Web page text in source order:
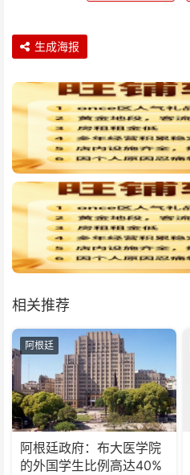
生成海报
相关推荐
阿根廷
阿根廷政府：布大医学院
的外国学生比例高达40%